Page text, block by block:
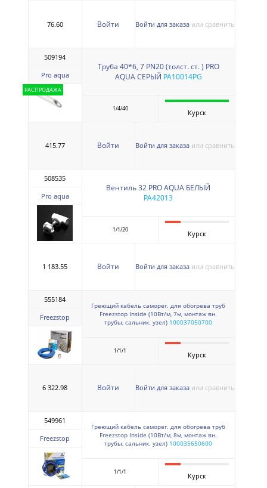
76.60 Войти Войти для заказа или сравнить
РАСПРОДАЖА
509194
Pro aqua
Труба 40*6, 7 PN20 (толст. ст. ) PRO
AQUA СЕРЫЙ PA10014PG
1/4/40 Курск
415.77 Войти Войти для заказа или сравнить
508535
Pro aqua
Вентиль 32 PRO AQUA БЕЛЫЙ
PA42013
1/1/20 Курск
1 183.55 Войти Войти для заказа или сравнить
555184
Freezstop
Греющий кабель саморег. для обогрева труб
Freezstop Inside (10Вт/м, 7м, монтаж вн.
трубы, сальник. узел) 100037050700
1/1/1 Курск
6 322.98 Войти Войти для заказа или сравнить
549961
Freezstop
Греющий кабель саморег. для обогрева труб
Freezstop Inside (10Вт/м, 8м, монтаж вн.
трубы, сальник. узел) 100035650600
1/1/1 Курск